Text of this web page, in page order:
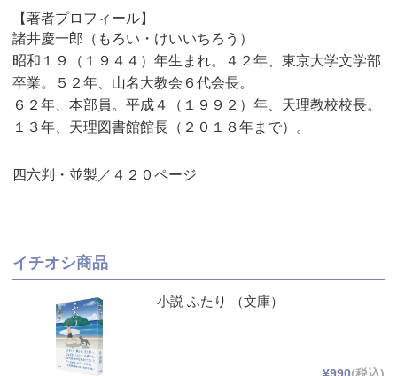
【著者プロフィール】
諸井慶一郎（もろい・けいいちろう）
昭和１９（１９４４）年生まれ。４２年、東京大学文学部
卒業。５２年、山名大教会６代会長。
６２年、本部員。平成４（１９９２）年、天理教校校長。
１３年、天理図書館館長（２０１８年まで）。
四六判・並製／４２０ページ
イチオシ商品
小説 ふたり （文庫）
¥990(税込)